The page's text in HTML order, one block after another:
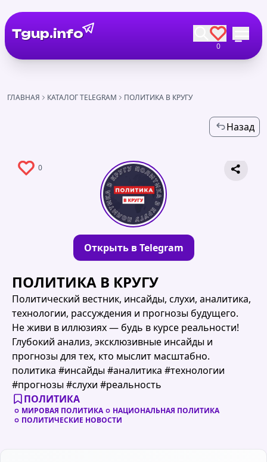
Tgup.info
0
ГЛАВНАЯ КАТАЛОГ TELEGRAM ПОЛИТИКА В КРУГУ
Назад
0
Открыть в Telegram
ПОЛИТИКА В КРУГУ
Политический вестник, инсайды, слухи, аналитика,
технологии, рассуждения и прогнозы будущего.
Не живи в иллюзиях — будь в курсе реальности!
Глубокий анализ, эксклюзивные инсайды и
прогнозы для тех, кто мыслит масштабно.
политика #инсайды #аналитика #технологии
#прогнозы #слухи #реальность
ПОЛИТИКА
МИРОВАЯ ПОЛИТИКА
НАЦИОНАЛЬНАЯ ПОЛИТИКА
ПОЛИТИЧЕСКИЕ НОВОСТИ